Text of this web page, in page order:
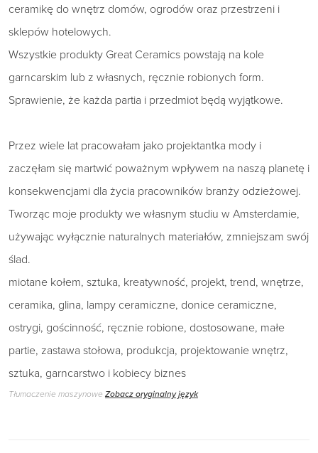
ceramikę do wnętrz domów, ogrodów oraz przestrzeni i
sklepów hotelowych.
Wszystkie produkty Great Ceramics powstają na kole
garncarskim lub z własnych, ręcznie robionych form.
Sprawienie, że każda partia i przedmiot będą wyjątkowe.
Przez wiele lat pracowałam jako projektantka mody i
zaczęłam się martwić poważnym wpływem na naszą planetę i
konsekwencjami dla życia pracowników branży odzieżowej.
Tworząc moje produkty we własnym studiu w Amsterdamie,
używając wyłącznie naturalnych materiałów, zmniejszam swój
ślad.
miotane kołem, sztuka, kreatywność, projekt, trend, wnętrze,
ceramika, glina, lampy ceramiczne, donice ceramiczne,
ostrygi, gościnność, ręcznie robione, dostosowane, małe
partie, zastawa stołowa, produkcja, projektowanie wnętrz,
sztuka, garncarstwo i kobiecy biznes
Tłumaczenie maszynowe Zobacz oryginalny język